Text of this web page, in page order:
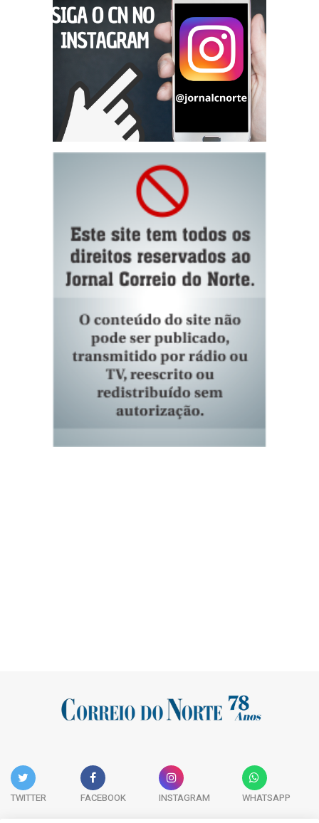
TWITTER FACEBOOK INSTAGRAM WHATSAPP